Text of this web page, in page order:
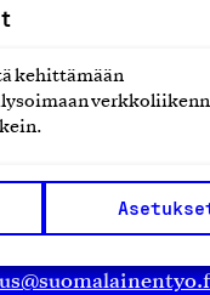
kehittämään
työ ry
14,